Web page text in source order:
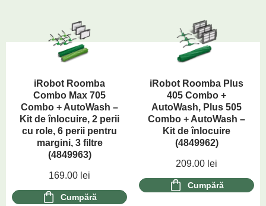
iRobot Roomba
Combo Max 705
Combo + AutoWash –
Kit de înlocuire, 2 perii
cu role, 6 perii pentru
margini, 3 filtre
(4849963)
169.00 lei
Cumpără
iRobot Roomba Plus
405 Combo +
AutoWash, Plus 505
Combo + AutoWash –
Kit de înlocuire
(4849962)
209.00 lei
Cumpără